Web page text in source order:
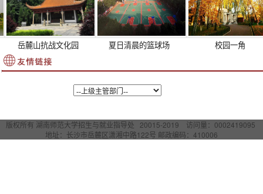
岳麓山抗战文化园 夏日清晨的篮球场 校园一角
版权所有 湖南师范大学招生与就业指导处 20015-2019 访问量： 0002419095
地址：长沙市岳麓区潇湘中路122号 邮政编码：410006